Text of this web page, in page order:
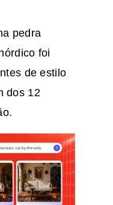
pedra
foi
de estilo
dos 12